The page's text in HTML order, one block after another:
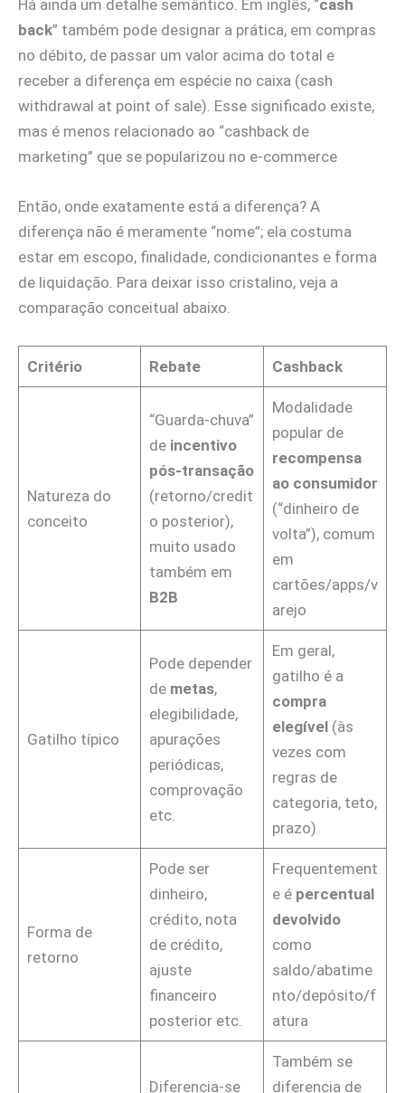
Há ainda um detalhe semântico. Em inglês, “cash
back” também pode designar a prática, em compras
no débito, de passar um valor acima do total e
receber a diferença em espécie no caixa (cash
withdrawal at point of sale). Esse significado existe,
mas é menos relacionado ao “cashback de
marketing” que se popularizou no e-commerce
Então, onde exatamente está a diferença? A
diferença não é meramente “nome”; ela costuma
estar em escopo, finalidade, condicionantes e forma
de liquidação. Para deixar isso cristalino, veja a
comparação conceitual abaixo.
Critério Rebate Cashback
Natureza do
conceito
“Guarda-chuva”
de incentivo
pós-transação
(retorno/credit
o posterior),
muito usado
também em
B2B
Modalidade
popular de
recompensa
ao consumidor
(“dinheiro de
volta”), comum
em
cartões/apps/v
arejo
Gatilho típico
Pode depender
de metas,
elegibilidade,
apurações
periódicas,
comprovação
etc.
Em geral,
gatilho é a
compra
elegível(às
vezes com
regras de
categoria, teto,
prazo)
Forma de
retorno
Pode ser
dinheiro,
crédito, nota
de crédito,
ajuste
financeiro
posterior etc.
Frequentement
e é percentual
devolvido
como
saldo/abatime
nto/depósito/f
atura
Diferencia-se
Também se
diferencia de